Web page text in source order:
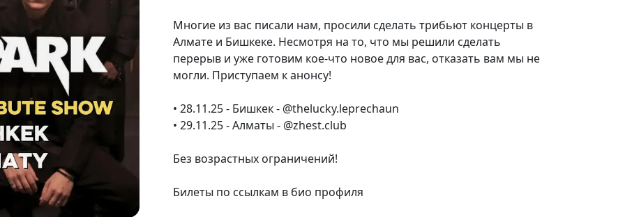
Многие из вас писали нам, просили сделать трибьют концерты в
Алмате и Бишкеке. Несмотря на то, что мы решили сделать
перерыв и уже готовим кое-что новое для вас, отказать вам мы не
могли. Приступаем к анонсу!
• 28.11.25 - Бишкек - @thelucky.leprechaun
• 29.11.25 - Алматы - @zhest.club
Без возрастных ограничений!
Билеты по ссылкам в био профиля